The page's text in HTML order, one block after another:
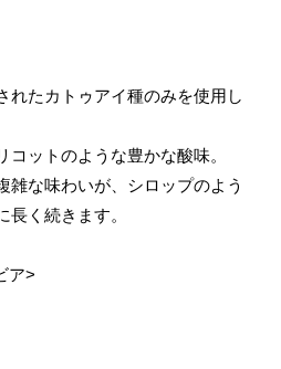
れたカトゥアイ種のみを使用し
コットのような豊かな酸味。
雑な味わいが、シロップのよう
く続きます。
ア>